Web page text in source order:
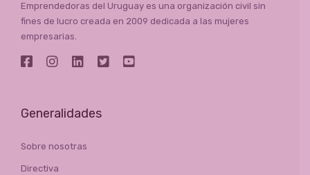
Emprendedoras del Uruguay es una organización civil sin
fines de lucro creada en 2009 dedicada a las mujeres
empresarias.
Generalidades
Sobre nosotras
Directiva